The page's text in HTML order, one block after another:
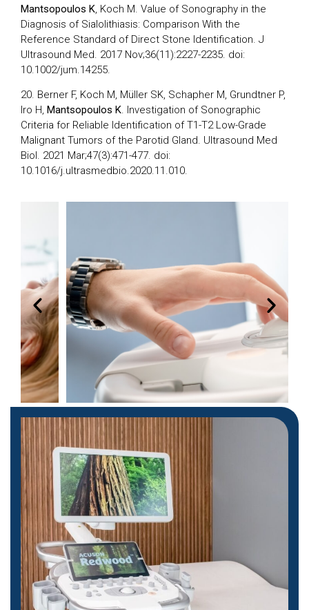
Mantsopoulos K , Koch M. Value of Sonography in the
Diagnosis of Sialolithiasis: Comparison With the
Reference Standard of Direct Stone Identification. J
Ultrasound Med. 2017 Nov;36(11):2227-2235. doi:
10.1002/jum.14255.
20. Berner F, Koch M, Müller SK, Schapher M, Grundtner P,
Iro H, Mantsopoulos K. Investigation of Sonographic
Criteria for Reliable Identification of T1-T2 Low-Grade
Malignant Tumors of the Parotid Gland. Ultrasound Med
Biol. 2021 Mar;47(3):471-477. doi:
10.1016/j.ultrasmedbio.2020.11.010.